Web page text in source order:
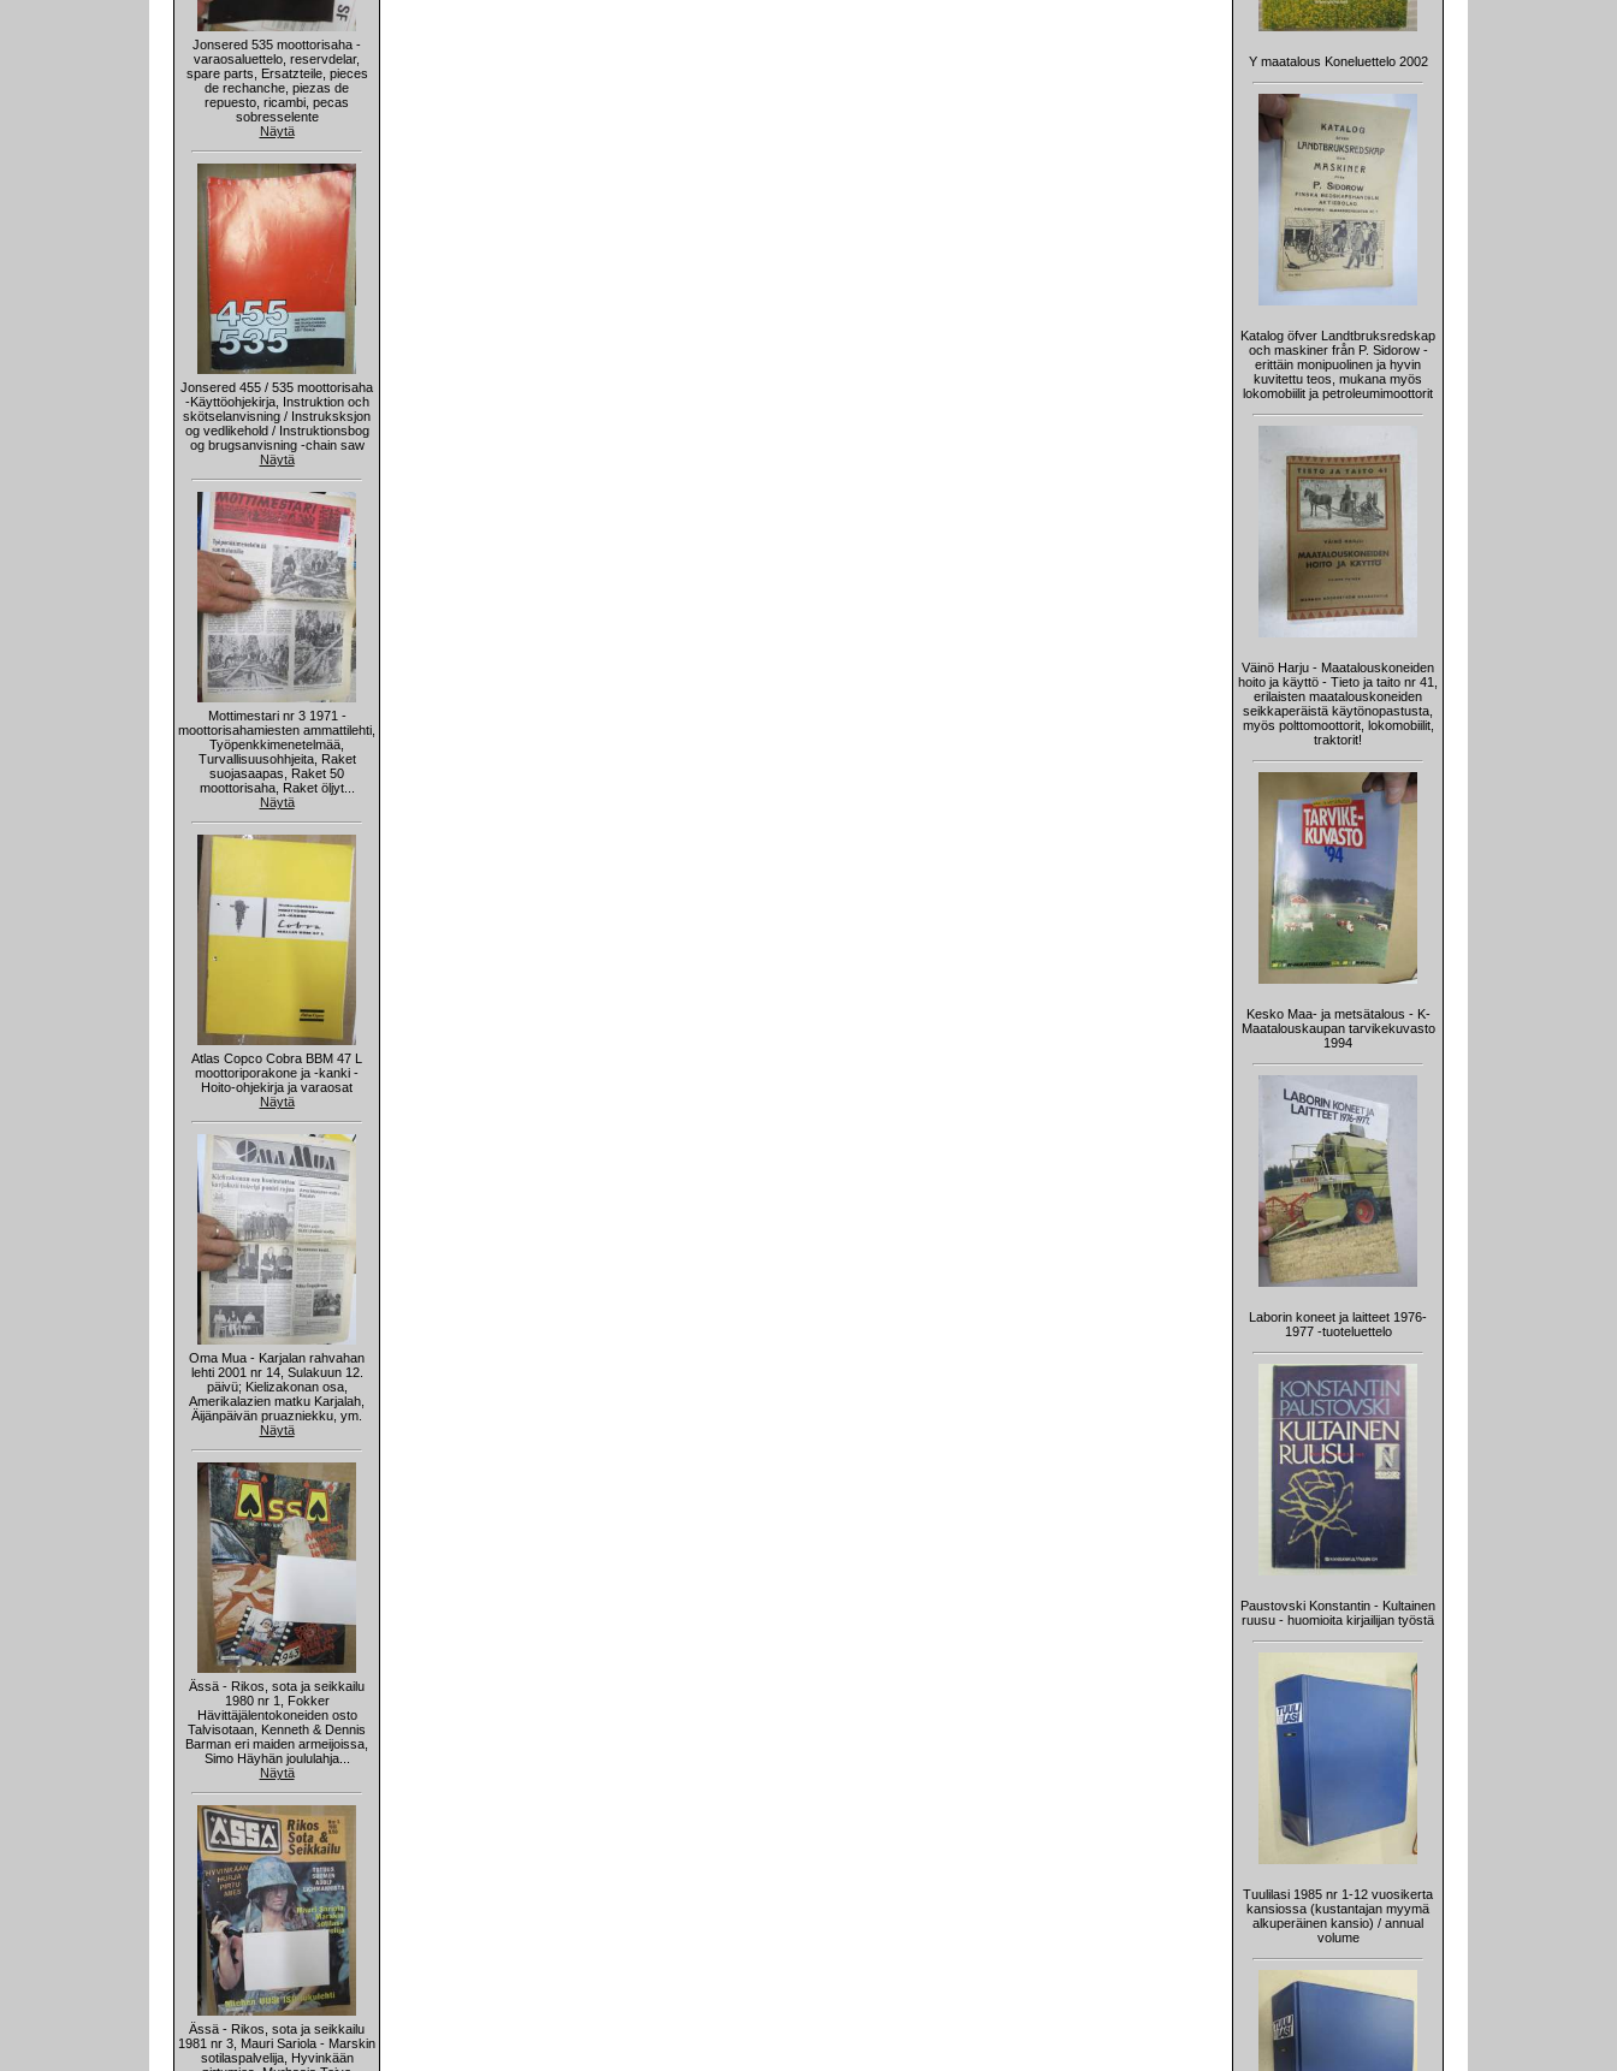
Jonsered 535 moottorisaha -
varaosaluettelo, reservdelar,
spare parts, Ersatzteile, pieces
de rechanche, piezas de
repuesto, ricambi, pecas
sobresselente
Näytä
Jonsered 455 / 535 moottorisaha
-Käyttöohjekirja, Instruktion och
skötselanvisning / Instruksksjon
og vedlikehold / Instruktionsbog
og brugsanvisning -chain saw
Näytä
Mottimestari nr 3 1971 -
moottorisahamiesten ammattilehti,
Työpenkkimenetelmää,
Turvallisuusohhjeita, Raket
suojasaapas, Raket 50
moottorisaha, Raket öljyt...
Näytä
Atlas Copco Cobra BBM 47 L
moottoriporakone ja -kanki -
Hoito-ohjekirja ja varaosat
Näytä
Oma Mua - Karjalan rahvahan
lehti 2001 nr 14, Sulakuun 12.
päivü; Kielizakonan osa,
Amerikalazien matku Karjalah,
Äijänpäivän pruazniekku, ym.
Näytä
Ässä - Rikos, sota ja seikkailu
1980 nr 1, Fokker
Hävittäjälentokoneiden osto
Talvisotaan, Kenneth & Dennis
Barman eri maiden armeijoissa,
Simo Häyhän joululahja...
Näytä
Ässä - Rikos, sota ja seikkailu
1981 nr 3, Mauri Sariola - Marskin
sotilaspalvelija, Hyvinkään
Y maatalous Koneluettelo 2002
Katalog öfver Landtbruksredskap
och maskiner från P. Sidorow -
erittäin monipuolinen ja hyvin
kuvitettu teos, mukana myös
lokomobiilit ja petroleumimoottorit
Väinö Harju - Maatalouskoneiden
hoito ja käyttö - Tieto ja taito nr 41,
erilaisten maatalouskoneiden
seikkaperäistä käytönopastusta,
myös polttomoottorit, lokomobiilit,
traktorit!
Kesko Maa- ja metsätalous - K-
Maatalouskaupan tarvikekuvasto
1994
Laborin koneet ja laitteet 1976-
1977 -tuoteluettelo
Paustovski Konstantin - Kultainen
ruusu - huomioita kirjailijan työstä
Tuulilasi 1985 nr 1-12 vuosikerta
kansiossa (kustantajan myymä
alkuperäinen kansio) / annual
volume